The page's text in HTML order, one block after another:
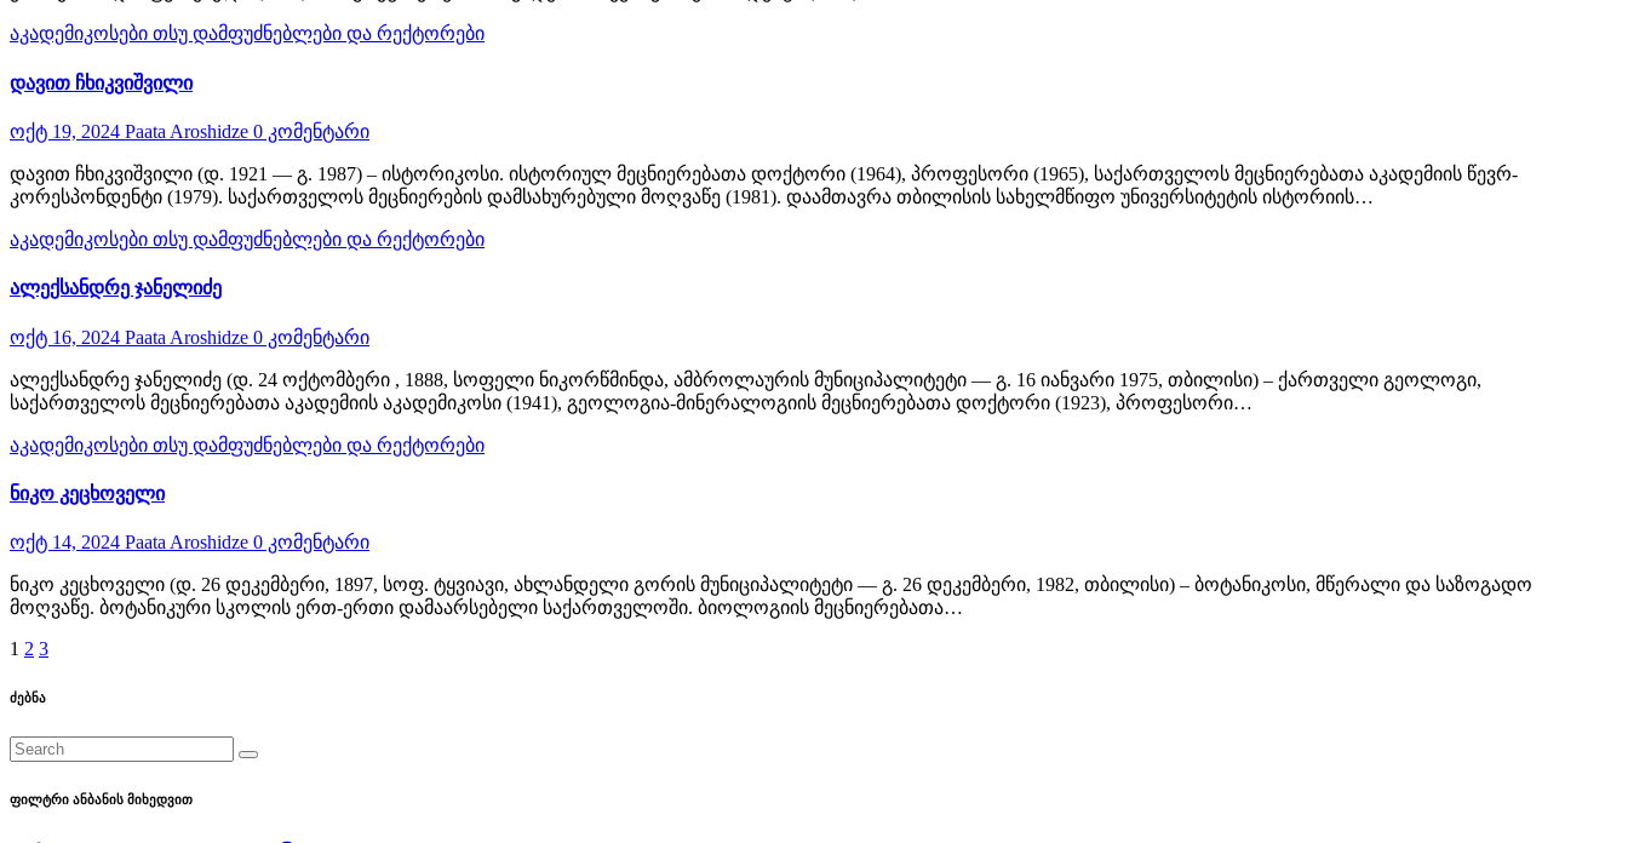
აკადემიკოსები თსუ დამფუძნებლები და რექტორები
დავით ჩხიკვიშვილი
ოქტ 19, 2024 Paata Aroshidze 0 კომენტარი
დავით ჩხიკვიშვილი (დ. 1921 — გ. 1987) – ისტორიკოსი. ისტორიულ მეცნიერებათა დოქტორი (1964), პროფესორი (1965), საქართველოს მეცნიერებათა აკადემიის წევრ-
კორესპონდენტი (1979). საქართველოს მეცნიერების დამსახურებული მოღვაწე (1981). დაამთავრა თბილისის სახელმწიფო უნივერსიტეტის ისტორიის…
აკადემიკოსები თსუ დამფუძნებლები და რექტორები
ალექსანდრე ჯანელიძე
ოქტ 16, 2024 Paata Aroshidze 0 კომენტარი
ალექსანდრე ჯანელიძე (დ. 24 ოქტომბერი , 1888, სოფელი ნიკორწმინდა, ამბროლაურის მუნიციპალიტეტი — გ. 16 იანვარი 1975, თბილისი) – ქართველი გეოლოგი,
საქართველოს მეცნიერებათა აკადემიის აკადემიკოსი (1941), გეოლოგია-მინერალოგიის მეცნიერებათა დოქტორი (1923), პროფესორი…
აკადემიკოსები თსუ დამფუძნებლები და რექტორები
ნიკო კეცხოველი
ოქტ 14, 2024 Paata Aroshidze 0 კომენტარი
ნიკო კეცხოველი (დ. 26 დეკემბერი, 1897, სოფ. ტყვიავი, ახლანდელი გორის მუნიციპალიტეტი — გ. 26 დეკემბერი, 1982, თბილისი) – ბოტანიკოსი, მწერალი და საზოგადო
მოღვაწე. ბოტანიკური სკოლის ერთ-ერთი დამაარსებელი საქართველოში. ბიოლოგიის მეცნიერებათა…
ჩანაწერების
გვერდებათ
1 2 3
ძებნა
ფილტრი ანბანის მიხედვით